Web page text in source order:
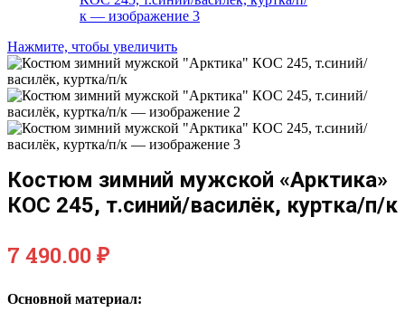
Нажмите, чтобы увеличить
Костюм зимний мужской «Арктика»
КОС 245, т.синий/василёк, куртка/п/к
7 490.00₽
Основной материал: